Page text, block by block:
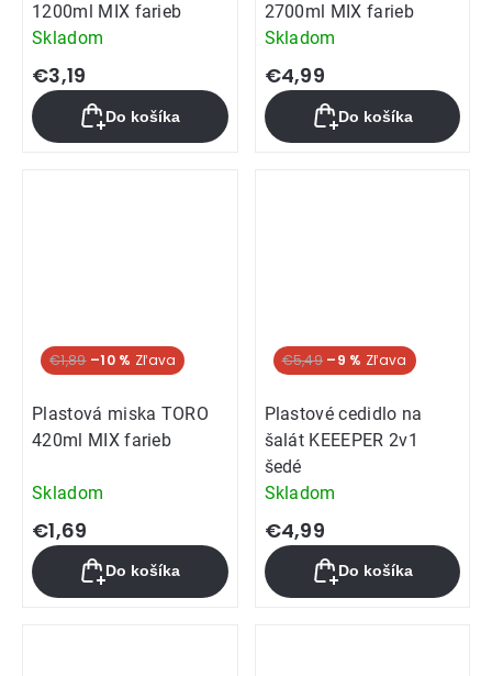
1200ml MIX farieb
Skladom
€3,19
Do košíka
2700ml MIX farieb
Skladom
€4,99
Do košíka
€1,89 –10 %
Plastová miska TORO
420ml MIX farieb
Skladom
€1,69
Do košíka
€5,49 –9 %
Plastové cedidlo na
šalát KEEEPER 2v1
šedé
Skladom
€4,99
Do košíka